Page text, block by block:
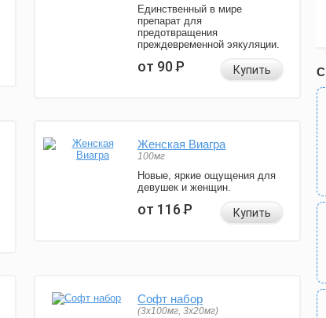
Единственный в мире
препарат для
предотвращения
преждевременной эякуляции.
от 90Р Купить
Женская Виагра
100мг
Новые, яркие ощущения для
девушек и женщин.
от 116Р Купить
Софт набор
(3x100мг, 3x20мг)